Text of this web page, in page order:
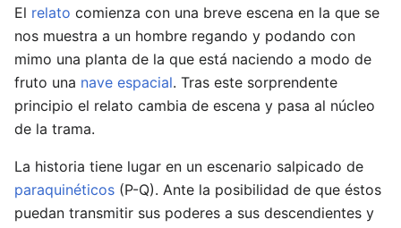
El relato comienza con una breve escena en la que se
nos muestra a un hombre regando y podando con
mimo una planta de la que está naciendo a modo de
fruto una nave espacial. Tras este sorprendente
principio el relato cambia de escena y pasa al núcleo
de la trama.
La historia tiene lugar en un escenario salpicado de
paraquinéticos (P-Q). Ante la posibilidad de que éstos
puedan transmitir sus poderes a sus descendientes y